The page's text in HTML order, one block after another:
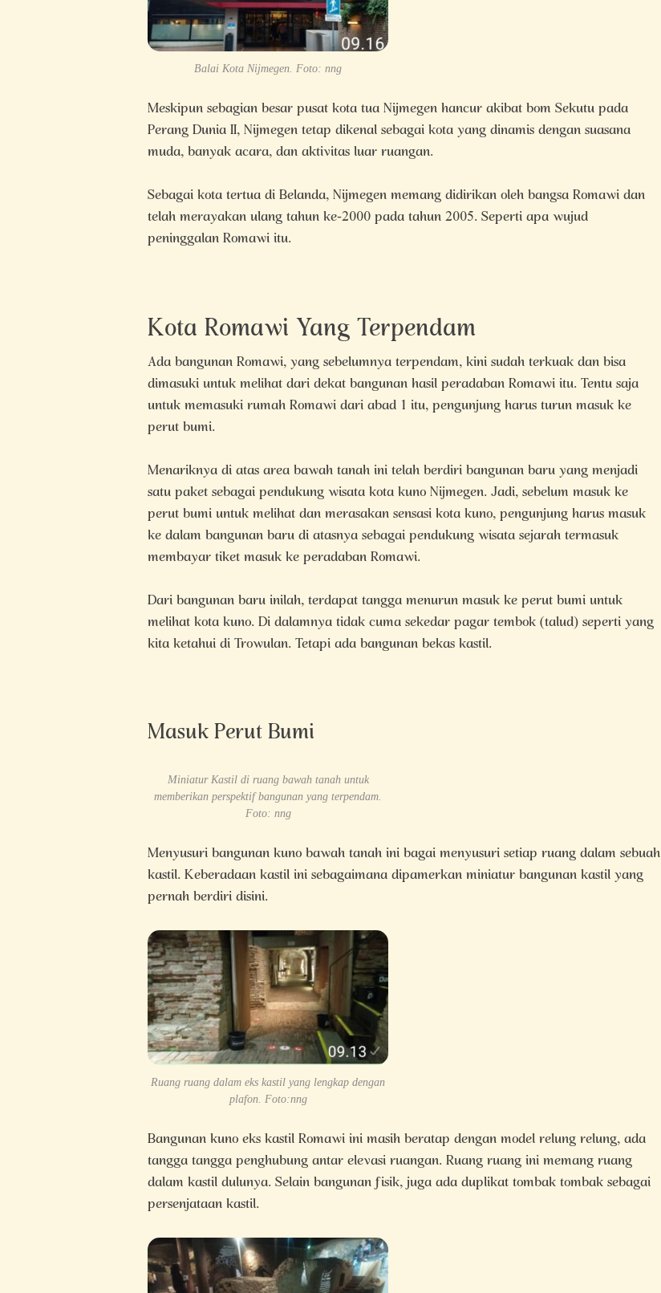
Balai Kota Nijmegen. Foto: nng
Meskipun sebagian besar pusat kota tua Nijmegen hancur akibat bom Sekutu pada
Perang Dunia II, Nijmegen tetap dikenal sebagai kota yang dinamis dengan suasana
muda, banyak acara, dan aktivitas luar ruangan.
Sebagai kota tertua di Belanda, Nijmegen memang didirikan oleh bangsa Romawi dan
telah merayakan ulang tahun ke-2000 pada tahun 2005. Seperti apa wujud
peninggalan Romawi itu.
Kota Romawi Yang Terpendam
Ada bangunan Romawi, yang sebelumnya terpendam, kini sudah terkuak dan bisa
dimasuki untuk melihat dari dekat bangunan hasil peradaban Romawi itu. Tentu saja
untuk memasuki rumah Romawi dari abad 1 itu, pengunjung harus turun masuk ke
perut bumi.
Menariknya di atas area bawah tanah ini telah berdiri bangunan baru yang menjadi
satu paket sebagai pendukung wisata kota kuno Nijmegen. Jadi, sebelum masuk ke
perut bumi untuk melihat dan merasakan sensasi kota kuno, pengunjung harus masuk
ke dalam bangunan baru di atasnya sebagai pendukung wisata sejarah termasuk
membayar tiket masuk ke peradaban Romawi.
Dari bangunan baru inilah, terdapat tangga menurun masuk ke perut bumi untuk
melihat kota kuno. Di dalamnya tidak cuma sekedar pagar tembok (talud) seperti yang
kita ketahui di Trowulan. Tetapi ada bangunan bekas kastil.
Masuk Perut Bumi
Miniatur Kastil di ruang bawah tanah untuk
memberikan perspektif bangunan yang terpendam.
Foto: nng
Menyusuri bangunan kuno bawah tanah ini bagai menyusuri setiap ruang dalam sebuah
kastil. Keberadaan kastil ini sebagaimana dipamerkan miniatur bangunan kastil yang
pernah berdiri disini.
Ruang ruang dalam eks kastil yang lengkap dengan
plafon. Foto:nng
Bangunan kuno eks kastil Romawi ini masih beratap dengan model relung relung, ada
tangga tangga penghubung antar elevasi ruangan. Ruang ruang ini memang ruang
dalam kastil dulunya. Selain bangunan fisik, juga ada duplikat tombak tombak sebagai
persenjataan kastil.